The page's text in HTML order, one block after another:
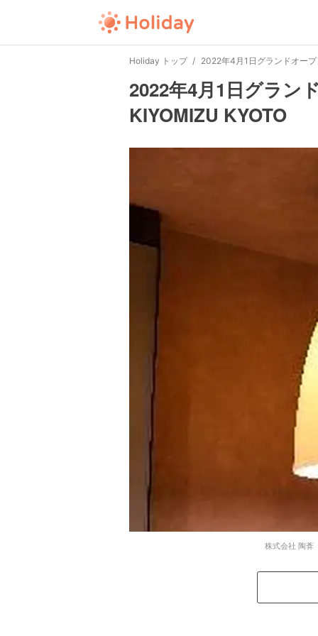
Holiday トップ 2022年4月1日グランドオー
2022年4月1日グラン
KIYOMIZU KYOTO
株式会社 陶葊